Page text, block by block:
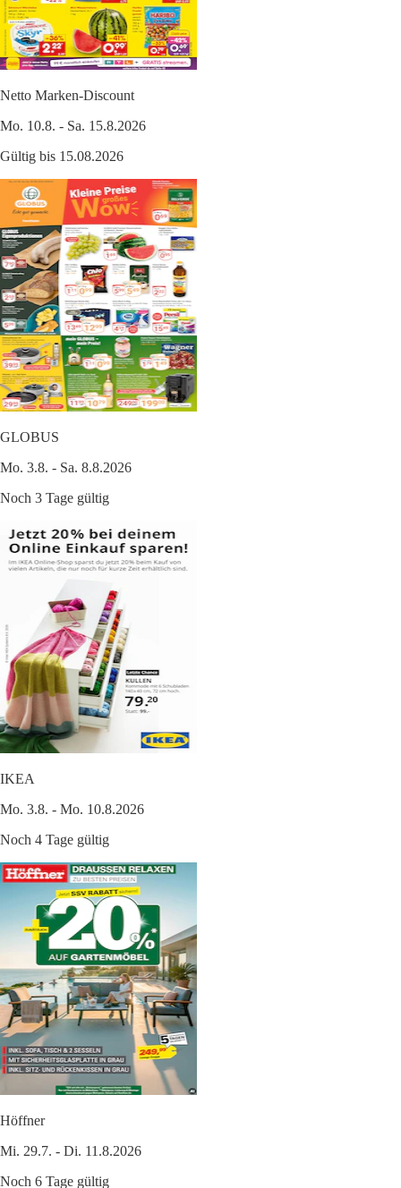
Netto Marken-Discount
Mo. 10.8. - Sa. 15.8.2026
Gültig bis 15.08.2026
GLOBUS
Mo. 3.8. - Sa. 8.8.2026
Noch 3 Tage gültig
IKEA
Mo. 3.8. - Mo. 10.8.2026
Noch 4 Tage gültig
Höffner
Mi. 29.7. - Di. 11.8.2026
Noch 6 Tage gültig